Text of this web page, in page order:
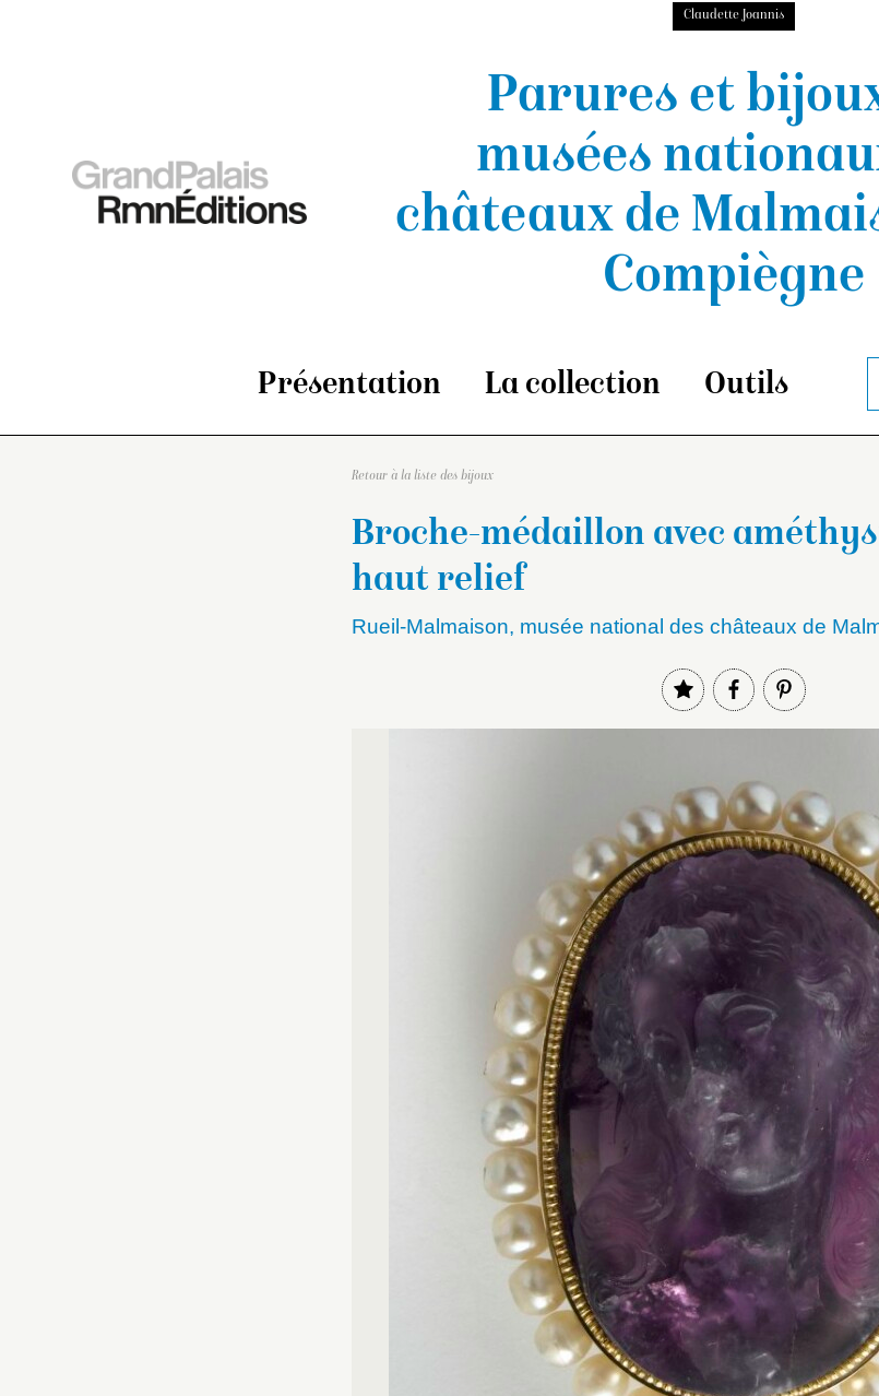
Claudette Joannis
Parures et
musées
châteaux de
Compiègne
Présentation La collection Outils
Retour à la liste des bijoux
Broche-médaillon avec
haut relief
Rueil-Malmaison, musée national des châteaux de